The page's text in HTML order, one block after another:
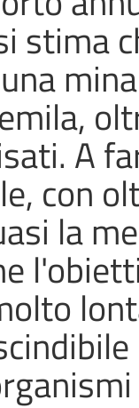
stima
A
con
la